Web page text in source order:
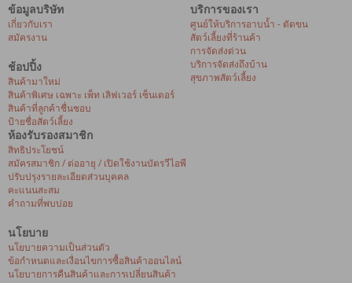
ข้อมูลบริษัท
เกี่ยวกับเรา
สมัครงาน
ช้อปปิ้ง
สินค้ามาใหม่
สินค้าพิเศษ เฉพาะ เพ็ท เลิฟเวอร์ เซ็นเตอร์
สินค้าที่ลูกค้าชื่นชอบ
ป้ายชื่อสัตว์เลี้ยง
บริการของเรา
ศูนย์ให้บริการอาบน้ำ - ตัดขน
สัตว์เลี้ยงที่ร้านค้า
การจัดส่งด่วน
บริการจัดส่งถึงบ้าน
สุขภาพสัตว์เลี้ยง
ห้องรับรองสมาชิก
สิทธิประโยชน์
สมัครสมาชิก / ต่ออายุ / เปิดใช้งานบัตรวีไอพี
ปรับปรุงรายละเอียดส่วนบุคคล
คะแนนสะสม
คำถามที่พบบ่อย
นโยบาย
นโยบายความเป็นส่วนตัว
ข้อกำหนดและเงื่อนไขการซื้อสินค้าออนไลน์
นโยบายการคืนสินค้าและการเปลี่ยนสินค้า